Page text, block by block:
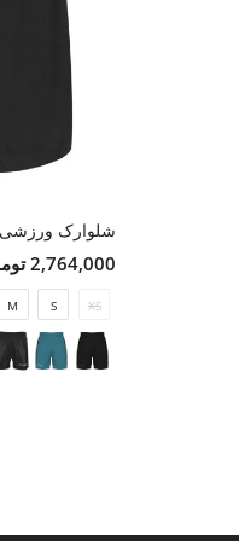
شلوارک ورزشی
2,764,000 تومان
XS
S
M